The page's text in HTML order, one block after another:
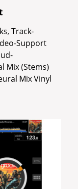
Track-
Support
Mix (Stems)
Mix Vinyl